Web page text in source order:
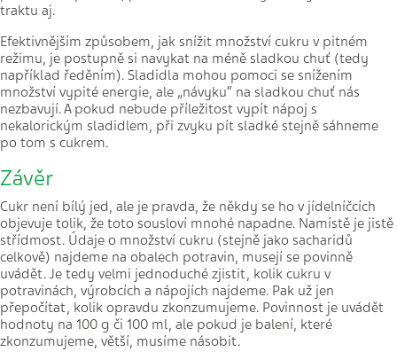
traktu aj.
Efektivnějším způsobem, jak snížit množství cukru v pitném
režimu, je postupně si navykat na méně sladkou chuť (tedy
například ředěním). Sladidla mohou pomoci se snížením
množství vypité energie, ale „návyku“ na sladkou chuť nás
nezbavují. A pokud nebude příležitost vypít nápoj s
nekalorickým sladidlem, při zvyku pít sladké stejně sáhneme
po tom s cukrem.
Závěr
Cukr není bílý jed, ale je pravda, že někdy se ho v jídelníčcích
objevuje tolik, že toto sousloví mnohé napadne. Namístě je jistě
střídmost. Údaje o množství cukru (stejně jako sacharidů
celkově) najdeme na obalech potravin, musejí se povinně
uvádět. Je tedy velmi jednoduché zjistit, kolik cukru v
potravinách, výrobcích a nápojích najdeme. Pak už jen
přepočítat, kolik opravdu zkonzumujeme. Povinnost je uvádět
hodnoty na 100 g či 100 ml, ale pokud je balení, které
zkonzumujeme, větší, musíme násobit.